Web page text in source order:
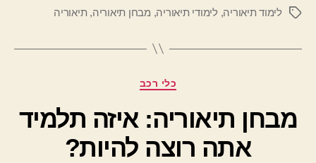
תגיותלימוד תיאוריה,לימודי תיאוריה, מבחן תיאוריה, תיאוריה
קטגוריותכלי רכב
מבחן תיאוריה: איזה תלמיד
אתה רוצה להיות?